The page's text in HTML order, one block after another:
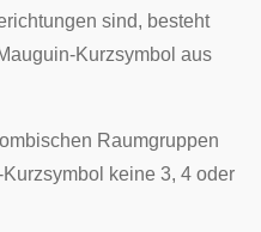
sind, besteht
Kurzsymbol aus
Raumgruppen
keine 3, 4 oder